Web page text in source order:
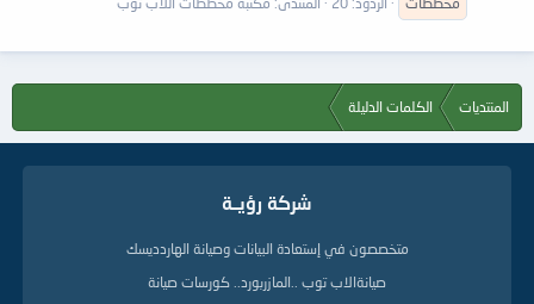
المنتديات الكلمات الدليلة
شركة رؤيــة
متخصصون في إستعادة البيانات وصيانة الهاردديسك
صيانةالاب توب ..المازربورد.. كورسات صيانة